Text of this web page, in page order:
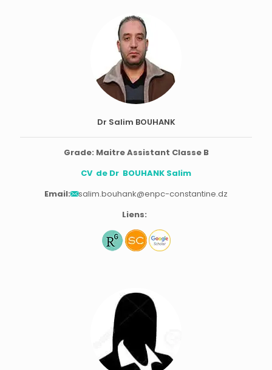
Dr Salim BOUHANK
Grade: Maitre Assistant Classe B
CV de Dr BOUHANK Salim
Email:
salim.bouhank@enpc-constantine.dz
Liens: